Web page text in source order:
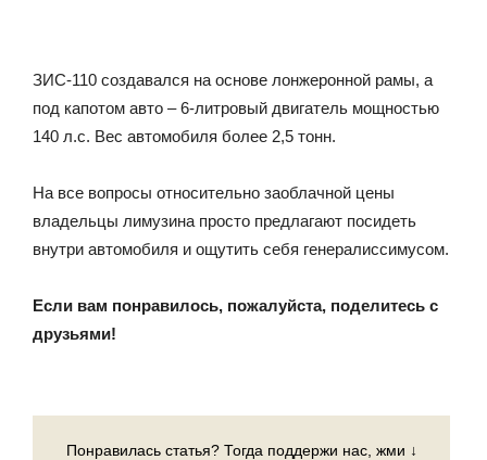
ЗИС-110 создавался на основе лонжеронной рамы, а
под капотом авто – 6-литровый двигатель мощностью
140 л.с. Вес автомобиля более 2,5 тонн.
На все вопросы относительно заоблачной цены
владельцы лимузина просто предлагают посидеть
внутри автомобиля и ощутить себя генералиссимусом.
Если вам понравилось, пожалуйста, поделитесь с
друзьями!
Понравилась статья? Тогда поддержи нас, жми ↓